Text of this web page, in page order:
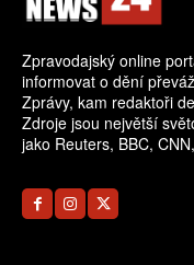
Zpravodajský online
informovat o dění
Zprávy, kam redaktoři
Zdroje jsou největší
jako Reuters, BBC,